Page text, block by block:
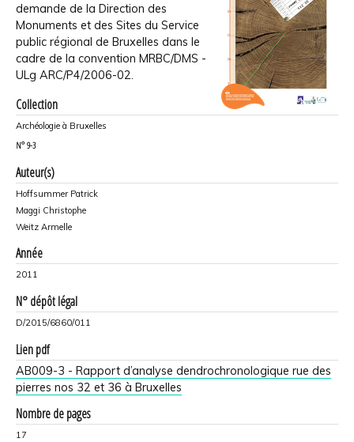
demande de la Direction des
Monuments et des Sites du Service
public régional de Bruxelles dans le
cadre de la convention MRBC/DMS -
ULg ARC/P4/2006-02.
Collection
Archéologie à Bruxelles
N° 9-3
Auteur(s)
Hoffsummer Patrick
Maggi Christophe
Weitz Armelle
Année
2011
N° dépôt légal
D/2015/6860/011
Lien pdf
AB009-3 - Rapport d’analyse dendrochronologique rue des
pierres nos 32 et 36 à Bruxelles
Nombre de pages
17